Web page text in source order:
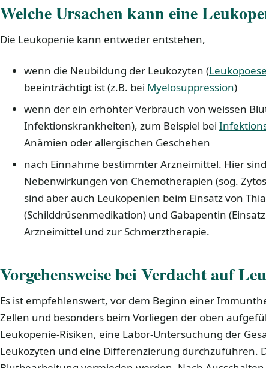
Welche Ursachen kann eine
Die Leukopenie kann entweder entstehen,
wenn die Neubildung der Leukozyten (Leukopoese
beeinträchtigt ist (z.B. bei Myelosuppression)
wenn der ein erhöhter Verbrauch von weissen
Infektionskrankheiten), zum Beispiel bei
Anämien oder allergischen Geschehen
nach Einnahme bestimmter Arzneimittel. Hier
Nebenwirkungen von Chemotherapien (sog.
sind aber auch Leukopenien beim Einsatz von
(Schilddrüsenmedikation) und Gabapentin
Arzneimittel und zur Schmerztherapie.
Vorgehensweise bei Verdacht auf
Es ist empfehlenswert, vor dem Beginn einer
Zellen und besonders beim Vorliegen der oben
Leukopenie-Risiken, eine Labor-Untersuchung der
Leukozyten und eine Differenzierung durchzuführen.